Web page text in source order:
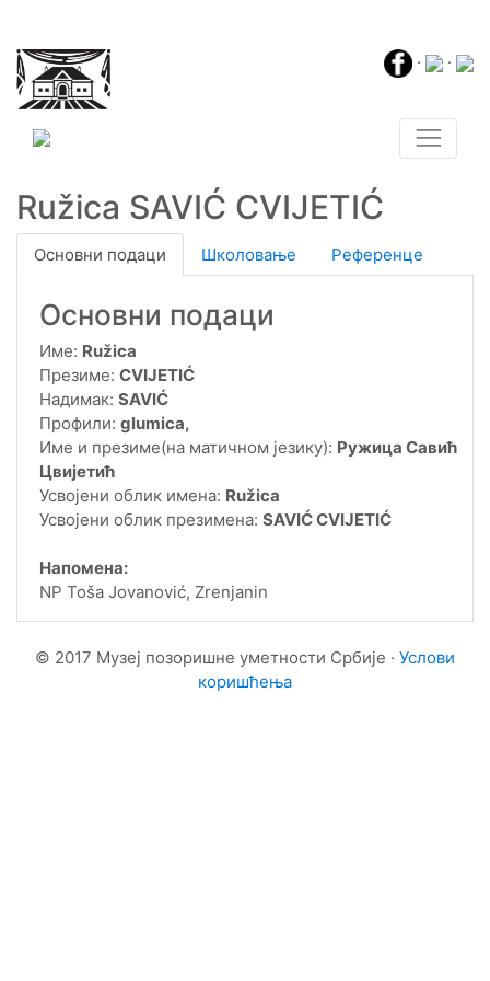
· ·
Ružica SAVIĆ CVIJETIĆ
Основни подаци Школовање Референце
Основни подаци
Име: Ružica
Презиме: CVIJETIĆ
Надимак: SAVIĆ
Профили: glumica,
Име и презиме(на матичном језику): Ружица Савић
Цвијетић
Усвојени облик имена: Ružica
Усвојени облик презимена: SAVIĆ CVIJETIĆ
Напомена:
NP Toša Jovanović, Zrenjanin
© 2017 Музеј позоришне уметности Србије · Услови
коришћења